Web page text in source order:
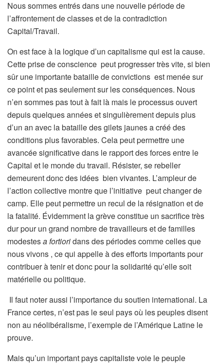
Nous sommes entrés dans une nouvelle période de
l’affrontement de classes et de la contradiction
Capital/Travail.
On est face à la logique d’un capitalisme qui est la cause.
Cette prise de conscience peut progresser très vite, si bien
sûr une importante bataille de convictions est menée sur
ce point et pas seulement sur les conséquences. Nous
n’en sommes pas tout à fait là mais le processus ouvert
depuis quelques années et singulièrement depuis plus
d’un an avec la bataille des gilets jaunes a créé des
conditions plus favorables. Cela peut permettre une
avancée significative dans le rapport des forces entre le
Capital et le monde du travail. Résister, se rebeller
demeurent donc des idées bien vivantes. L’ampleur de
l’action collective montre que l’initiative peut changer de
camp. Elle peut permettre un recul de la résignation et de
la fatalité. Évidemment la grève constitue un sacrifice très
dur pour un grand nombre de travailleurs et de familles
modestesa fortioridans des périodes comme celles que
nous vivons , ce qui appelle à des efforts importants pour
contribuer à tenir et donc pour la solidarité qu’elle soit
matérielle ou politique.
Il faut noter aussi l’importance du soutien international. La
France certes, n’est pas le seul pays où les peuples disent
non au néolibéralisme, l’exemple de l’Amérique Latine le
prouve.
Mais qu’un important pays capitaliste voie le peuple